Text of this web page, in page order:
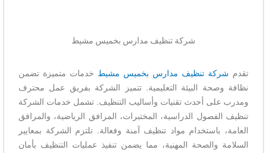
شركة تنظيف مدارس بخميس مشيط
تقدم شركة تنظيف مدارس بخميس مشيط خدمات متميزة تضمن
نظافة وصحة البيئة التعليمية. تتميز الشركة بفريق عمل محترف
ومدرب على أحدث تقنيات وأساليب التنظيف. تشمل خدمات الشركة
تنظيف الفصول الدراسية، المختبرات، المرافق الرياضية، والمرافق
العامة، باستخدام مواد تنظيف آمنة وفعالة. تلتزم الشركة بمعايير
السلامة والصحة المهنية، مما يضمن تنفيذ عمليات التنظيف بأمان